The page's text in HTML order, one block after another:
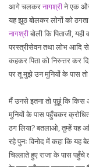
आगे चलकरनागश्रीने एक और
यह झूठ बोलकर लोगों को
नागश्रीबोली कि पिताजी,
परस्त्रीसेवन तथा लोभ आदि
कहकर पिता को निरुत्तर कर
पर तू मुझे उन मुनियों के पास
मैं उनसे इतना तो पूछूं कि किस
मुनियों के पास पहुँचकर
ठग लिया? बतलाओ, तुम्हें यह
रहे पुनः विनोद में कहा कि यह
चिल्लाते हुए राजा के पास